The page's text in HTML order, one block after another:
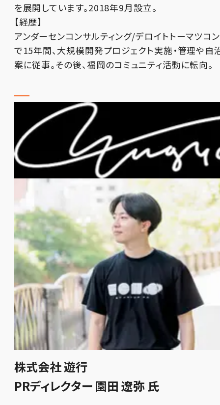
を展開しています。2018年9月設立。
【経歴】
アンダーセンコンサルティング/デロイトトーマツコ
で15年間、大規模開発プロジェクト実施・管理や
案に従事。その後、福岡のコミュニティ活動に転向。
株式会社 遊行
PRディレクター 園田 遼弥 氏